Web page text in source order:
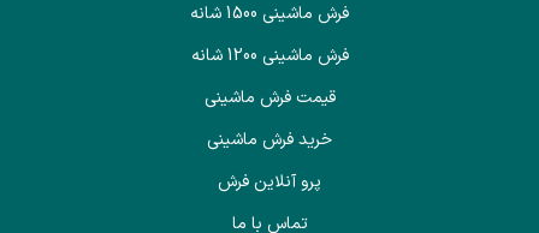
فرش ماشینی 1500 شانه
فرش ماشینی 1200 شانه
قیمت فرش ماشینی
خرید فرش ماشینی
پرو آنلاین فرش
تماس با ما